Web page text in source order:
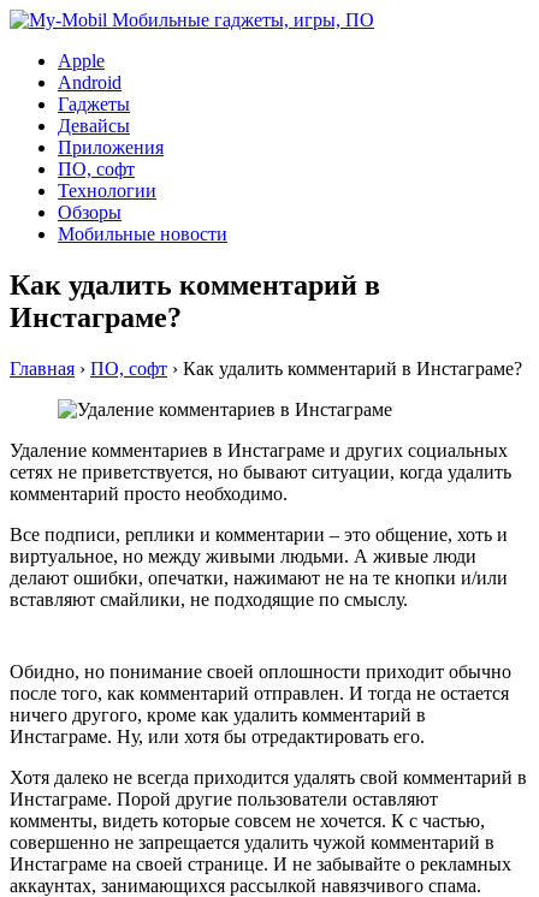
Apple
Android
Гаджеты
Девайсы
Приложения
ПО, софт
Технологии
Обзоры
Мобильные новости
Как удалить комментарий в
Инстаграме?
Главная › ПО, софт › Как удалить комментарий в Инстаграме?
Удаление комментариев в Инстаграме и других социальных
сетях не приветствуется, но бывают ситуации, когда удалить
комментарий просто необходимо.
Все подписи, реплики и комментарии – это общение, хоть и
виртуальное, но между живыми людьми. А живые люди
делают ошибки, опечатки, нажимают не на те кнопки и/или
вставляют смайлики, не подходящие по смыслу.
Обидно, но понимание своей оплошности приходит обычно
после того, как комментарий отправлен. И тогда не остается
ничего другого, кроме как удалить комментарий в
Инстаграме. Ну, или хотя бы отредактировать его.
Хотя далеко не всегда приходится удалять свой комментарий в
Инстаграме. Порой другие пользователи оставляют
комменты, видеть которые совсем не хочется. К с частью,
совершенно не запрещается удалить чужой комментарий в
Инстаграме на своей странице. И не забывайте о рекламных
аккаунтах, занимающихся рассылкой навязчивого спама.